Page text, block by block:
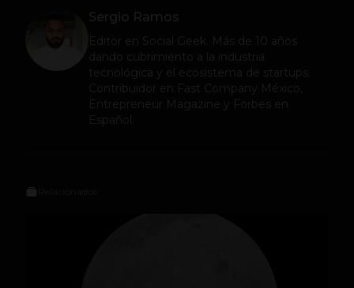
Sergio Ramos
Editor en Social Geek
. Más de 10 años
dando cubrimiento a la industria
tecnológica y el ecosistema de startups.
Contribuidor en Fast Company México,
Entrepreneur Magazine y Forbes en
Español.